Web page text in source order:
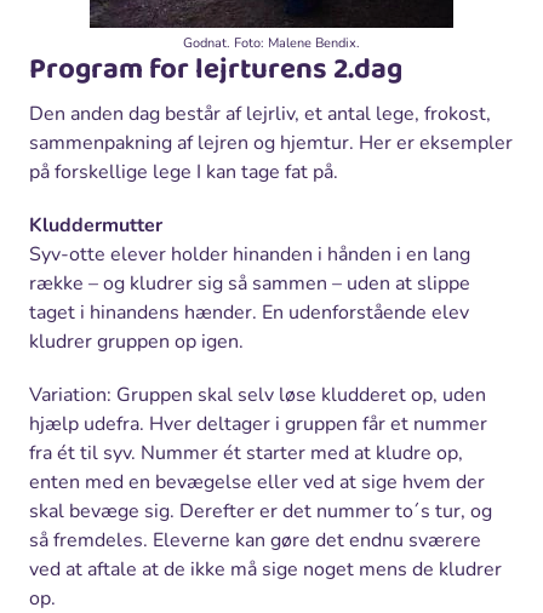
Godnat. Foto: Malene Bendix.
Program for lejrturens 2.dag
Den anden dag består af lejrliv, et antal lege, frokost,
sammenpakning af lejren og hjemtur. Her er eksempler
på forskellige lege I kan tage fat på.
Kluddermutter
Syv-otte elever holder hinanden i hånden i en lang
række – og kludrer sig så sammen – uden at slippe
taget i hinandens hænder. En udenforstående elev
kludrer gruppen op igen.
Variation: Gruppen skal selv løse kludderet op, uden
hjælp udefra. Hver deltager i gruppen får et nummer
fra ét til syv. Nummer ét starter med at kludre op,
enten med en bevægelse eller ved at sige hvem der
skal bevæge sig. Derefter er det nummer to´s tur, og
så fremdeles. Eleverne kan gøre det endnu sværere
ved at aftale at de ikke må sige noget mens de kludrer
op.